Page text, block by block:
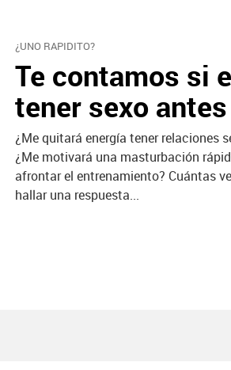
¿UNO RAPIDITO?
Te contamos si
tener sexo
¿Me quitará energía tener relaciones
¿Me motivará una masturbación
afrontar el entrenamiento? Cuántas
hallar una respuesta...